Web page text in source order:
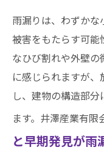
雨漏りは、わずか
被害をもたらす可能
なひび割れや外壁
に感じられますが
し、建物の構造部
ます。井澤産業有限
と早期発見が雨